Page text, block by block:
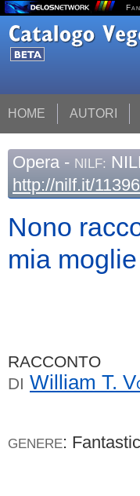
HOME AUTORI
Opera - NILF:
http://nilf.it/
Nono
mia moglie
RACCONTO
DI William T.
GENERE: